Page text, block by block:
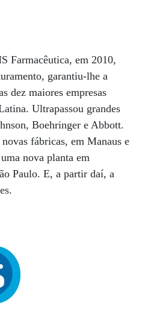
Farmacêutica, em 2010,
garantiu-lhe a
dez maiores empresas
Ultrapassou grandes
Boehringer e Abbott.
fábricas, em Manaus e
nova planta em
Paulo. E, a partir daí, a